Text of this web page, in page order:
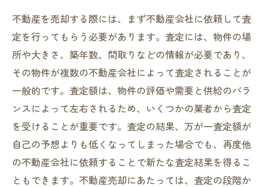
不動産を売却する際には、まず不動産会社に依頼して査
定を行ってもらう必要があります。査定には、物件の場
所や大きさ、築年数、間取りなどの情報が必要であり、
その物件が複数の不動産会社によって査定されることが
一般的です。査定額は、物件の評価や需要と供給のバラ
ンスによって左右されるため、いくつかの業者から査定
を受けることが重要です。査定の結果、万が一査定額が
自己の予想よりも低くなってしまった場合でも、再度他
の不動産会社に依頼することで新たな査定結果を得るこ
ともできます。不動産売却にあたっては、査定の段階か